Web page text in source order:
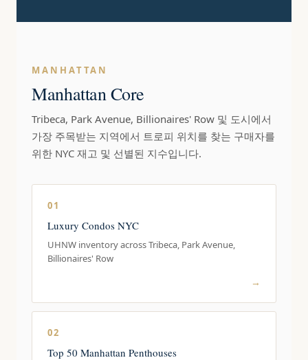
MANHATTAN
Manhattan Core
Tribeca, Park Avenue, Billionaires' Row 및 도시에서
가장 주목받는 지역에서 트로피 위치를 찾는 구매자를
위한 NYC 재고 및 선별된 지수입니다.
01
Luxury Condos NYC
UHNW inventory across Tribeca, Park Avenue,
Billionaires' Row
→
02
Top 50 Manhattan Penthouses